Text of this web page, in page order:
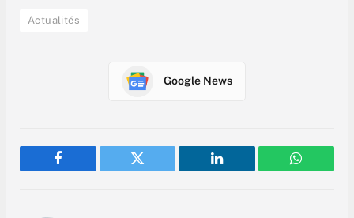
Actualités
Google News
Facebook Twitter LinkedIn